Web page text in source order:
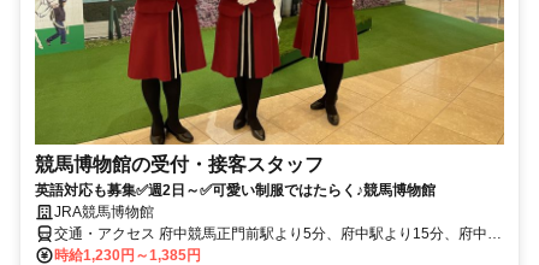
競馬博物館の受付・接客スタッフ
英語対応も募集✅週2日～✅可愛い制服ではたらく♪競馬博物館
JRA競馬博物館
交通・アクセス 府中競馬正門前駅より5分、府中駅より15分、府中本
町駅より15分
時給1,230円～1,385円